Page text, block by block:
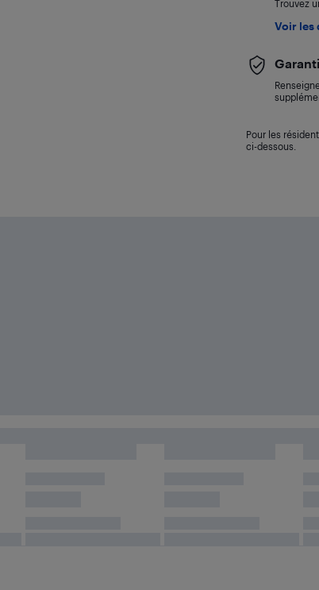
Trouvez
Voir les
Pour les
ci-dessous.